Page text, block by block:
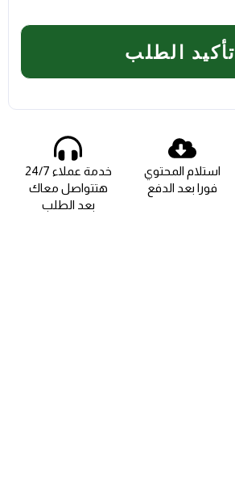
تأكيد الطلب
استلام المحتوي
فورا بعد الدفع
خدمة عملاء 24/7
هتتواصل معاك
بعد الطلب